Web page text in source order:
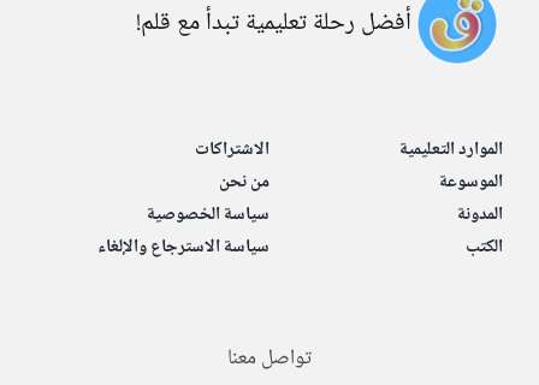
أفضل رحلة تعليمية تبدأ مع قلم!
الموارد التعليمية
الموسوعة
المدونة
الكتب
الاشتراكات
من نحن
سياسة الخصوصية
سياسة الاسترجاع والإلغاء
تواصل معنا